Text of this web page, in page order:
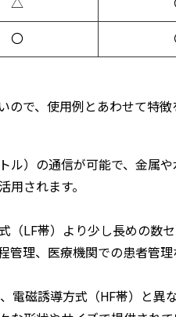
△
〇
ので、使用例とあわせて特徴
ル）の通信が可能で、金属
用されます。
（LF帯）より少し長めの数
管理、医療機関での患者管理
電磁誘導方式（HF帯）と